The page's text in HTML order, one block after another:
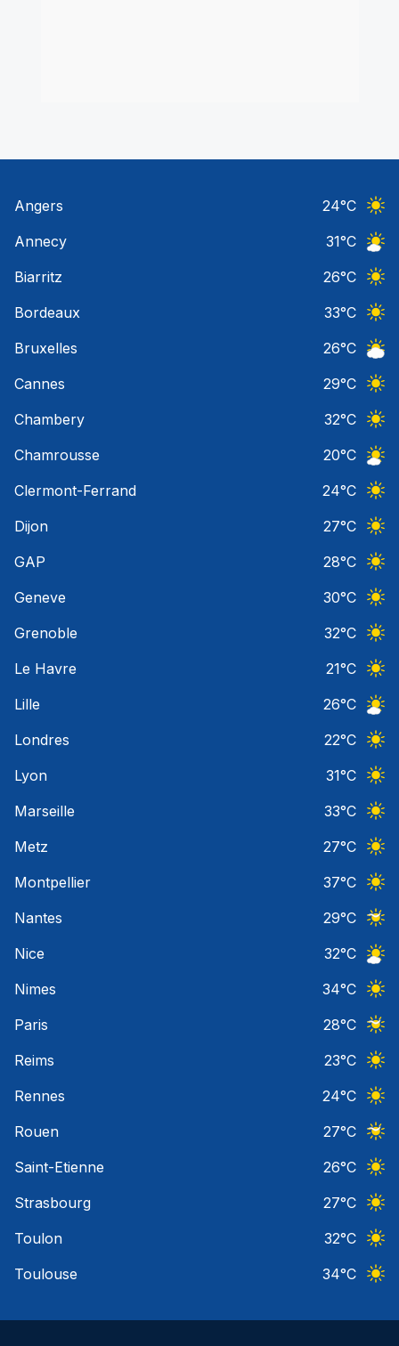
Angers 24°C
Annecy
31°C
Biarritz
26°C
Bordeaux
33°C
Bruxelles
26°C
Cannes
29°C
Chambery
32°C
Chamrousse
20°C
Clermont-Ferrand
24°C
Dijon
27°C
GAP
28°C
Geneve
30°C
Grenoble
32°C
Le Havre
21°C
Lille
26°C
Londres
22°C
Lyon
31°C
Marseille
33°C
Metz
27°C
Montpellier
37°C
Nantes
29°C
Nice
32°C
Nimes
34°C
Paris
28°C
Reims
23°C
Rennes
24°C
Rouen
27°C
Saint-Etienne
26°C
Strasbourg
27°C
Toulon
32°C
Toulouse
34°C